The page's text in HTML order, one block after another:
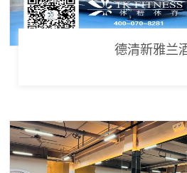
德清新雅兰